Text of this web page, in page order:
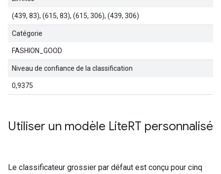
(439, 83), (615, 83), (615, 306), (439, 306)
Catégorie
FASHION_GOOD
Niveau de confiance de la classification
0,9375
Utiliser un modèle LiteRT personnalisé
Le classificateur grossier par défaut est conçu pour cinq